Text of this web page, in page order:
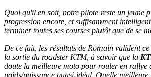
Quoi qu'il en soit, notre pilote reste un jeune
progression encore, et suffisamment
terminer toutes ses courses plutôt que de se
De ce fait, les résultats de Romain valident
la sortie du roadster KTM, à savoir que la
doute la meilleure moto pour rouler en rallye
poids/puissance quasi-idéal. Quelle